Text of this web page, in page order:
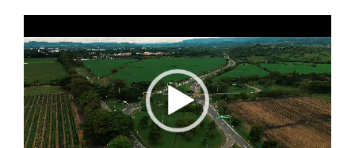
de
vídeo